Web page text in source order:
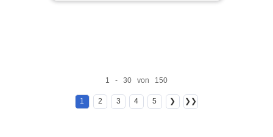
1 - 30 von 150
1 2 3 4 5 ❯ ❯❯